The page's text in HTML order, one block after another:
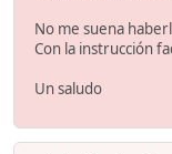
No me suena
Con la instrucción
Un saludo